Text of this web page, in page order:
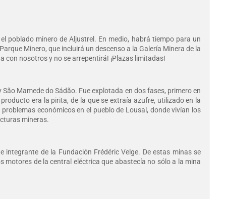
poblado minero de Aljustrel. En medio, habrá tiempo para un
Minero, que incluirá un descenso a la Galería Minera de la
con nosotros y no se arrepentirá! ¡Plazas limitadas!
Mamede do Sádão. Fue explotada en dos fases, primero en
era la pirita, de la que se extraía azufre, utilizado en la
económicos en el pueblo de Lousal, donde vivían los
mineras.
de la Fundación Frédéric Velge. De estas minas se
motores de la central eléctrica que abastecía no sólo a la mina